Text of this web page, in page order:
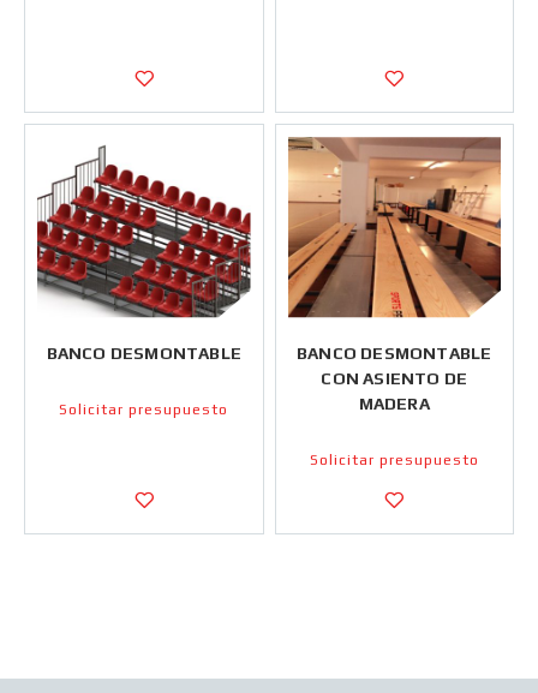
BANCO DESMONTABLE
Solicitar presupuesto
BANCO DESMONTABLE
CON ASIENTO DE
MADERA
Solicitar presupuesto